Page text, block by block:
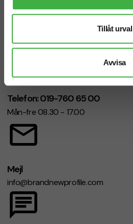
Tillåt urval
Avvisa
Vi hjälper dig gärna!
Telefon: 019-760 65 00
Mån-fre 08.30 - 17.00
Mejl
info@brandnewprofile.com